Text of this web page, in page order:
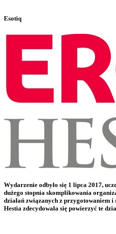
Esotiq
Wydarzenie odbyło się 1 lipca 2017,
dużego stopnia skomplikowania
działań związanych z przygotowaniem
Hestia zdecydowała się powierzyć te